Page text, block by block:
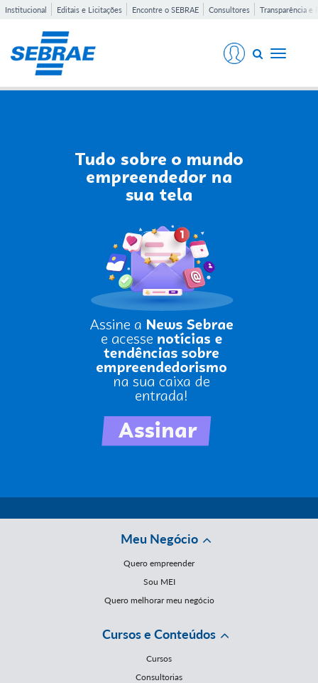
Institucional Editais e Licitações Encontre o SEBRAE Consultores Transparência e
Toggle
Meu Negócio
Quero empreender
Sou MEI
Quero melhorar meu negócio
Cursos e Conteúdos
Cursos
Consultorias